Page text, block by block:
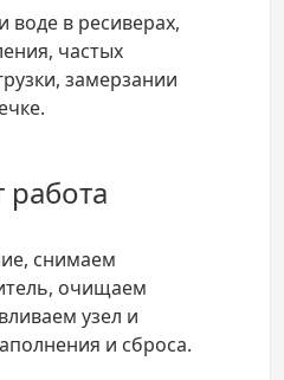
воде в ресиверах,
частых
замерзании
работа
снимаем
очищаем
узел и
и сброса.